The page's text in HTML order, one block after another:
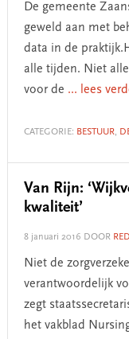
De gemeente
geweld aan met
data in de
alle tijden. Niet
voor de ... lees
CATEGORIE: BESTUUR,
Van Rijn:
kwaliteit’
8 januari 2016 DOOR
Niet de
verantwoordelijk
zegt
het vakblad